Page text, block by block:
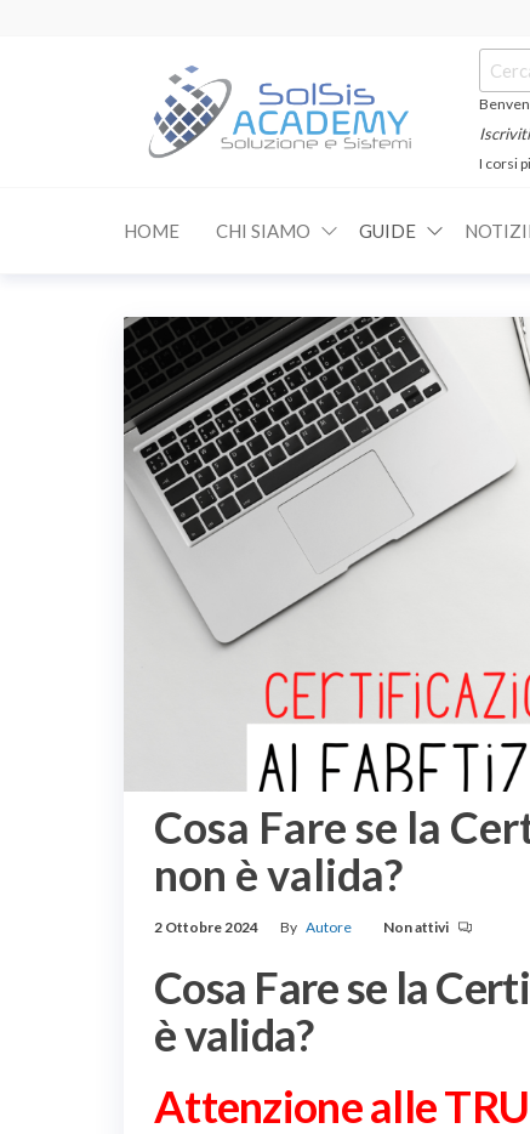
e
Cerca:
I corsi
HOME CHI SIAMO GUIDE
Cosa Fare se la
non è valida?
2 Ottobre 2024 By Autore Non attivi
Cosa Fare se la
è valida?
Attenzione alle